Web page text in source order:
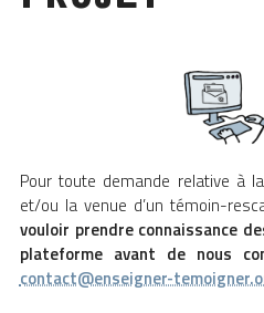
Pour toute demande relative à
et/ou la venue d’un témoin-
vouloir prendre connaissance
plateforme avant de nous
contact@enseigner-